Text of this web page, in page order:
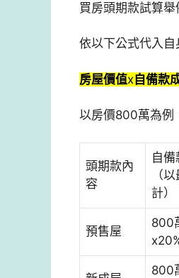
買房頭期款試算舉
依以下公式代入自
房屋價值x自備款
以房價800萬為例
頭期款內
容
自備
（
計）
預售屋
800
800